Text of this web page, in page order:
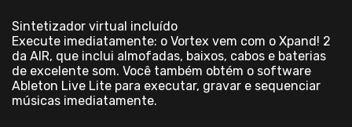
Sintetizador virtual incluído
Execute imediatamente: o Vortex vem com o Xpand! 2
da AIR, que inclui almofadas, baixos, cabos e baterias
de excelente som. Você também obtém o software
Ableton Live Lite para executar, gravar e sequenciar
músicas imediatamente.